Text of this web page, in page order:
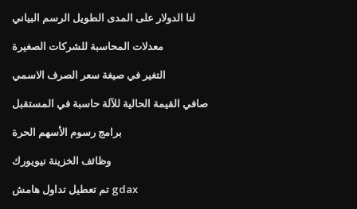
لنا الدولار على المدى الطويل الرسم البياني
معدلات المحاسبة للشركات الصغيرة
التغير في صيغة سعر الصرف الاسمي
صافي القيمة الحالية للآلة حاسبة في المستقبل
برامج رسوم الأسهم الحرة
وظائف الخزينة نيويورك
تم تعطيل تداول هامش gdax